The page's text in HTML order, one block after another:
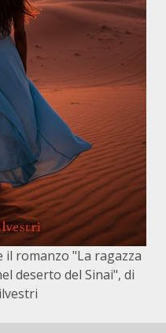
romanzo "La ragazza
deserto del Sinai", di